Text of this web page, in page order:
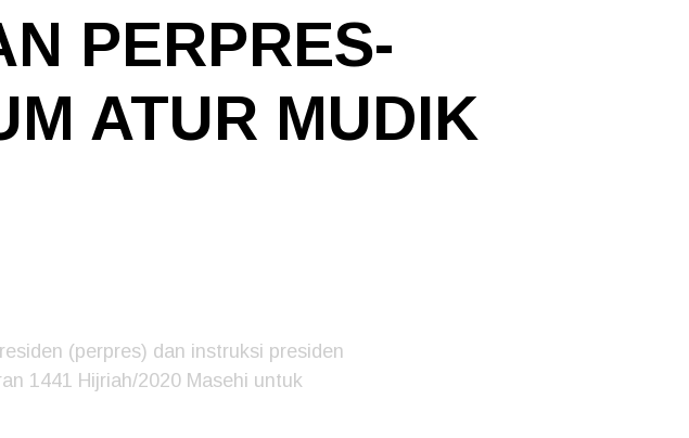
PERPRES-
ATUR MUDIK
(perpres) dan instruksi presiden
1441 Hijriah/2020 Masehi untuk